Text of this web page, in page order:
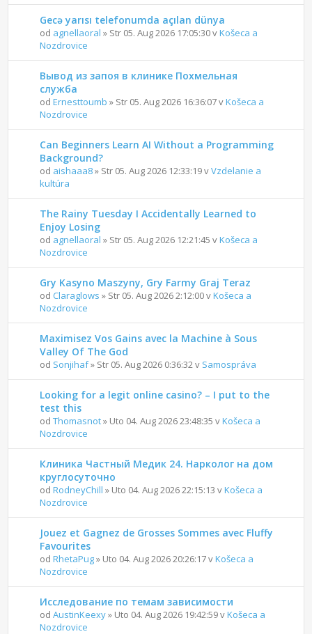
Gecə yarısı telefonumda açılan dünya
od agnellaoral » Str 05. Aug 2026 17:05:30 vKošeca a
Nozdrovice
Вывод из запоя в клинике Похмельная
служба
odErnesttoumb » Str 05. Aug 2026 16:36:07 vKošeca a
Nozdrovice
Can Beginners Learn AI Without a Programming
Background?
od aishaaa8» Str 05. Aug 2026 12:33:19 vVzdelanie a
kultúra
The Rainy Tuesday I Accidentally Learned to
Enjoy Losing
od agnellaoral » Str 05. Aug 2026 12:21:45 vKošeca a
Nozdrovice
Gry Kasyno Maszyny, Gry Farmy Graj Teraz
od Claraglows » Str 05. Aug 2026 2:12:00 vKošeca a
Nozdrovice
Maximisez Vos Gains avec la Machine à Sous
Valley Of The God
od Sonjihaf» Str 05. Aug 2026 0:36:32 v Samospráva
Looking for a legit online casino? – I put to the
test this
odThomasnot» Uto 04. Aug 2026 23:48:35 vKošeca a
Nozdrovice
Клиника Частный Медик 24. Нарколог на дом
круглосуточно
odRodneyChill » Uto 04. Aug 2026 22:15:13 vKošeca a
Nozdrovice
Jouez et Gagnez de Grosses Sommes avec Fluffy
Favourites
odRhetaPug» Uto 04. Aug 2026 20:26:17 vKošeca a
Nozdrovice
Исследование по темам зависимости
odAustinKeexy» Uto 04. Aug 2026 19:42:59 vKošeca a
Nozdrovice